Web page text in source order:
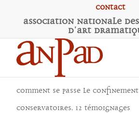
Contact
Association Nationale des
d'Art D
Comment se passe le
conservatoires, 12 témoignages